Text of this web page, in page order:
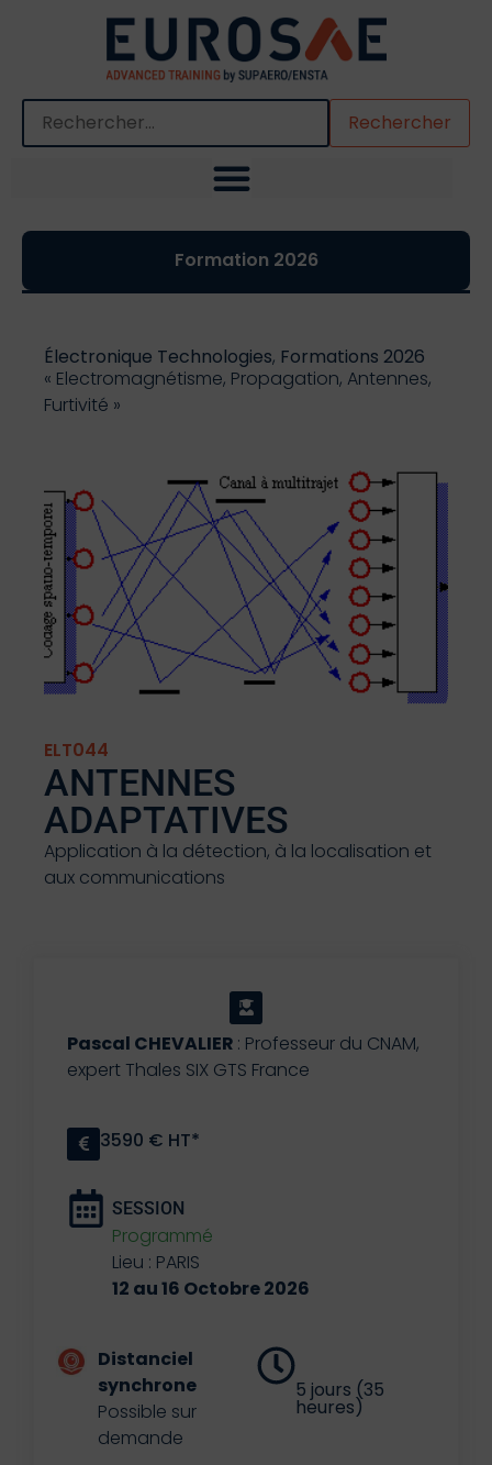
Quand les résultats de l'auto-complétion sont
Formation 2026
Électronique Technologies, Formations 2026
« Electromagnétisme, Propagation, Antennes,
Furtivité »
ELT044
ANTENNES
ADAPTATIVES
Application à la détection, à la localisation et
aux communications
Pascal CHEVALIER : Professeur du CNAM,
expert Thales SIX GTS France
3590 € HT*
SESSION
Programmé
Lieu : PARIS
12 au 16 Octobre 2026
Distanciel
synchrone
Possible sur
demande
5 jours (35
heures)